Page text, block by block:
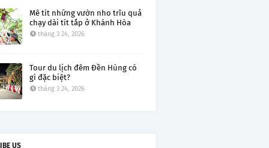
Mê tít những vườn nho trĩu quả
chạy dài tít tắp ở Khánh Hòa
tháng 3 24, 2026
Tour du lịch đêm Đền Hùng có
gì đặc biệt?
tháng 3 24, 2026
US